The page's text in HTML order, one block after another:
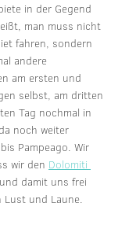
in der Gegend
man muss nicht
fahren, sondern
andere
am ersten und
selbst, am dritten
Tag nochmal in
noch weiter
Pampeago. Wir
wir den Dolomiti
damit uns frei
Lust und Laune.